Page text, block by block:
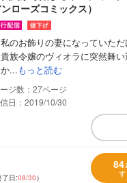
ローズコミックス）
私のお飾りの妻になっていた
族令嬢のヴィオラに突然舞
...もっと読む
27
日：2019/10/30
了日:08/30）
84
す